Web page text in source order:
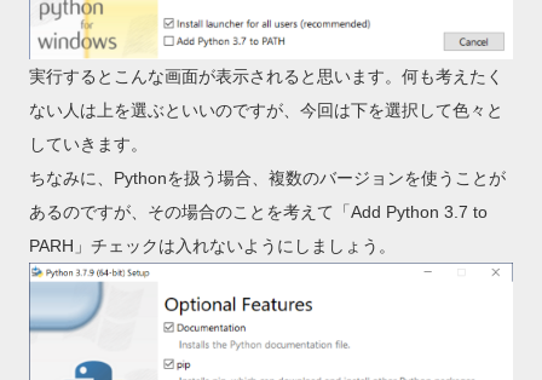
実行するとこんな画面が表示されると思います。何も考えたく
ない人は上を選ぶといいのですが、今回は下を選択して色々と
していきます。
ちなみに、Pythonを扱う場合、複数のバージョンを使うことが
あるのですが、その場合のことを考えて「Add Python 3.7 to
PARH」チェックは入れないようにしましょう。